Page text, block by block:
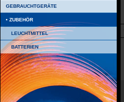
GEBRAUCHTGERÄTE
ZUBEHÖR
LEUCHTMITTEL
BATTERIEN